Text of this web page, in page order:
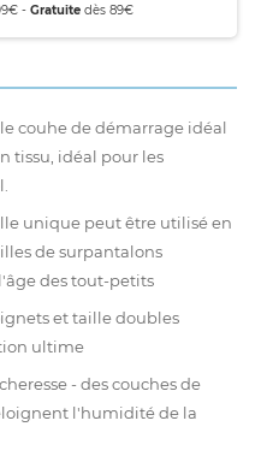
- Gratuitedès 89€
couhe de démarrage idéal
tissu, idéal pour les
unique peut être utilisé en
de surpantalons
des tout-petits
et taille doubles
ultime
- des couches de
l'humidité de la